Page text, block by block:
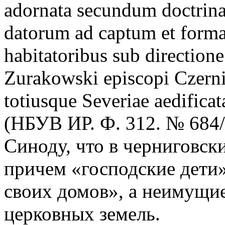
adornata secundum
datorum ad captum et
habitatoribus sub
Zurakowski episcopi
totiusque Severiae
(НБУВ ИР. Ф. 312. № 684/
Синоду, что в
причем «господские
своих домов», а
церковных земель.